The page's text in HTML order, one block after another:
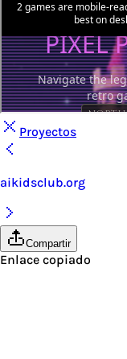
Proyectos
aikidsclub.org
Compartir
Enlace copiado